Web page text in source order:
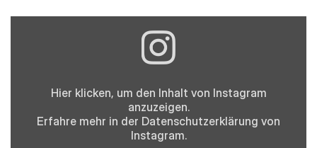
Hier klicken, um den Inhalt von Instagram
anzuzeigen.
Erfahre mehr in der Datenschutzerklärung von
Instagram.